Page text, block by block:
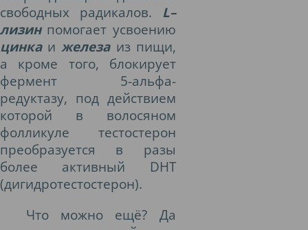
свободных радикалов. L–
лизинпомогает усвоению
цинкаижелезаиз пищи,
а кроме того, блокирует
фермент 5-альфа-
редуктазу, под действием
которой в волосяном
фолликуле тестостерон
преобразуется в разы
более активный DHT
(дигидротестостерон).
Что можно ещё? Да